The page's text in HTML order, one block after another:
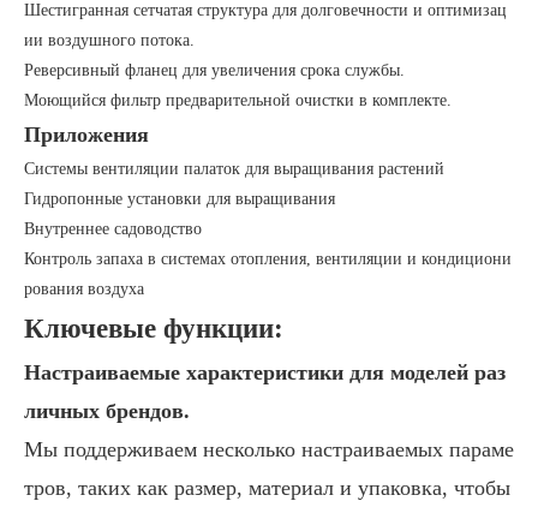
Шестигранная сетчатая структура для долговечности и оптимизац
ии воздушного потока.
Реверсивный фланец для увеличения срока службы.
Моющийся фильтр предварительной очистки в комплекте.
Приложения
Системы вентиляции палаток для выращивания растений
Гидропонные установки для выращивания
Внутреннее садоводство
Контроль запаха в системах отопления, вентиляции и кондициони
рования воздуха
Ключевые функции:
Настраиваемые характеристики для моделей раз
личных брендов.
Мы поддерживаем несколько настраиваемых параме
тров, таких как размер, материал и упаковка, чтобы